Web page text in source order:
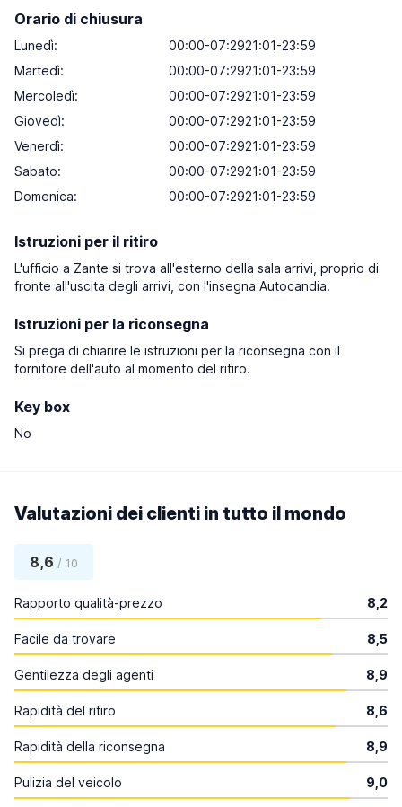
Orario di chiusura
Lunedì:
00:00-07:2921:01-23:59
Martedì:
00:00-07:2921:01-23:59
Mercoledì:
00:00-07:2921:01-23:59
Giovedì:
00:00-07:2921:01-23:59
Venerdì:
00:00-07:2921:01-23:59
Sabato:
00:00-07:2921:01-23:59
Domenica:
00:00-07:2921:01-23:59
Istruzioni per il ritiro
L'ufficio a Zante si trova all'esterno della sala arrivi, proprio di
fronte all'uscita degli arrivi, con l'insegna Autocandia.
Istruzioni per la riconsegna
Si prega di chiarire le istruzioni per la riconsegna con il
fornitore dell'auto al momento del ritiro.
Key box
No
Valutazioni dei clienti in tutto il mondo
8,6 / 10
Rapporto qualità-prezzo 8,2
Facile da trovare 8,5
Gentilezza degli agenti 8,9
Rapidità del ritiro 8,6
Rapidità della riconsegna 8,9
Pulizia del veicolo 9,0